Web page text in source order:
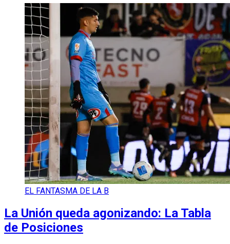
EL FANTASMA DE LA B
La Unión queda agonizando: La Tabla
de Posiciones